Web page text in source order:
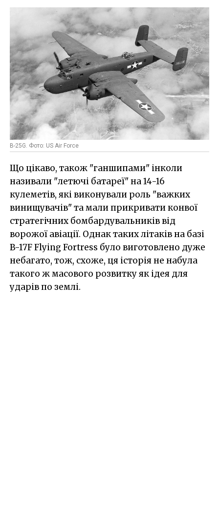
B-25G. Фото: US Air Force
Що цікаво, також "ганшипами" інколи
називали "летючі батареї" на 14-16
кулеметів, які виконували роль "важких
винищувачів" та мали прикривати конвої
стратегічних бомбардувальників від
ворожої авіації. Однак таких літаків на базі
B-17F Flying Fortress було виготовлено дуже
небагато, тож, схоже, ця історія не набула
такого ж масового розвитку як ідея для
ударів по землі.